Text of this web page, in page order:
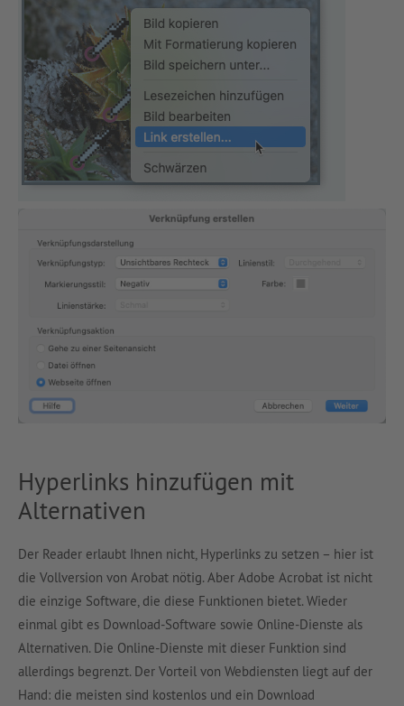
Hyperlinks hinzufügen mit
Alternativen
Der Reader erlaubt Ihnen nicht, Hyperlinks zu setzen – hier ist
die Vollversion von Arobat nötig. Aber Adobe Acrobat ist nicht
die einzige Software, die diese Funktionen bietet. Wieder
einmal gibt es Download-Software sowie Online-Dienste als
Alternativen. Die Online-Dienste mit dieser Funktion sind
allerdings begrenzt. Der Vorteil von Webdiensten liegt auf der
Hand: die meisten sind kostenlos und ein Download